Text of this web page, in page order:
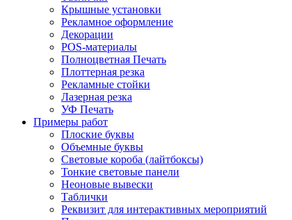
Крышные установки
Рекламное оформление
Декорации
POS-материалы
Полноцветная Печать
Плоттерная резка
Рекламные стойки
Лазерная резка
УФ Печать
Примеры работ
Плоские буквы
Объемные буквы
Световые короба (лайтбоксы)
Тонкие световые панели
Неоновые вывески
Таблички
Реквизит для интерактивных мероприятий